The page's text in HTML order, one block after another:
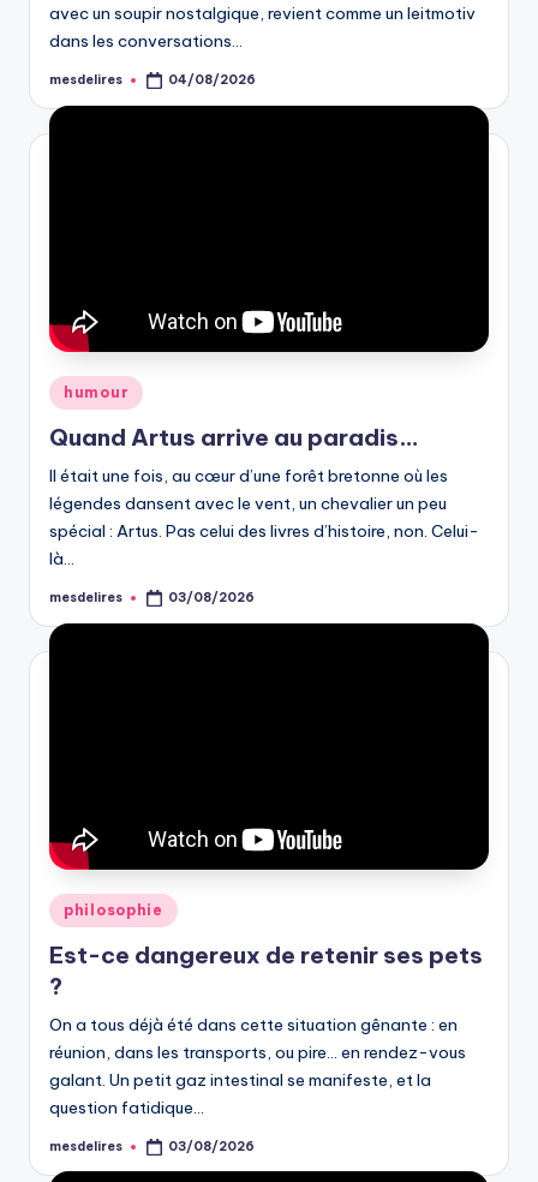
avec un soupir nostalgique, revient comme un leitmotiv
dans les conversations…
Posted
mesdelires 04/08/2026
Posted
in
humour
Quand Artus arrive au paradis…
Il était une fois, au cœur d’une forêt bretonne où les
légendes dansent avec le vent, un chevalier un peu
spécial : Artus. Pas celui des livres d’histoire, non. Celui-
là…
Posted
mesdelires 03/08/2026
Posted
in
philosophie
Est-ce dangereux de retenir ses pets
?
On a tous déjà été dans cette situation gênante : en
réunion, dans les transports, ou pire… en rendez-vous
galant. Un petit gaz intestinal se manifeste, et la
question fatidique…
Posted
mesdelires 03/08/2026